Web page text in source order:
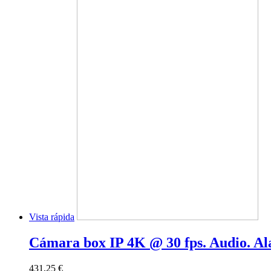
Vista rápida
Cámara box IP 4K @ 30 fps. Audio.
431,25 €